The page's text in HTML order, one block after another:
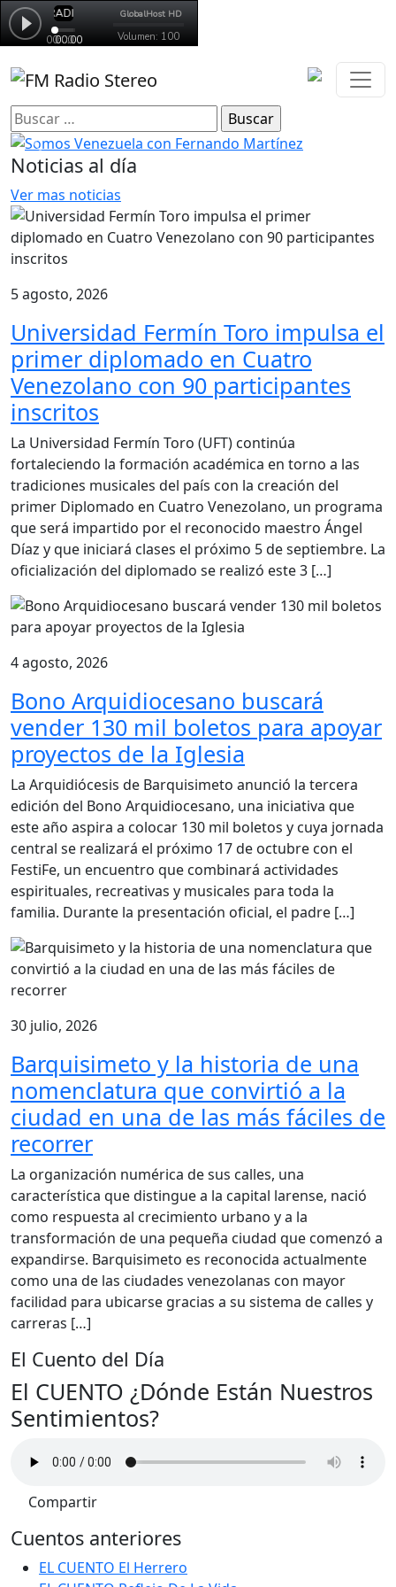
Buscar:
Anterior
Noticias al día
Ver mas noticias
5 agosto, 2026
Universidad Fermín Toro impulsa el
primer diplomado en Cuatro
Venezolano con 90 participantes
inscritos
La Universidad Fermín Toro (UFT) continúa
fortaleciendo la formación académica en torno a las
tradiciones musicales del país con la creación del
primer Diplomado en Cuatro Venezolano, un programa
que será impartido por el reconocido maestro Ángel
Díaz y que iniciará clases el próximo 5 de septiembre. La
oficialización del diplomado se realizó este 3 […]
4 agosto, 2026
Bono Arquidiocesano buscará
vender 130 mil boletos para apoyar
proyectos de la Iglesia
La Arquidiócesis de Barquisimeto anunció la tercera
edición del Bono Arquidiocesano, una iniciativa que
este año aspira a colocar 130 mil boletos y cuya jornada
central se realizará el próximo 17 de octubre con el
FestiFe, un encuentro que combinará actividades
espirituales, recreativas y musicales para toda la
familia. Durante la presentación oficial, el padre […]
30 julio, 2026
Barquisimeto y la historia de una
nomenclatura que convirtió a la
ciudad en una de las más fáciles de
recorrer
La organización numérica de sus calles, una
característica que distingue a la capital larense, nació
como respuesta al crecimiento urbano y a la
transformación de una pequeña ciudad que comenzó a
expandirse. Barquisimeto es reconocida actualmente
como una de las ciudades venezolanas con mayor
facilidad para ubicarse gracias a su sistema de calles y
carreras […]
El Cuento del Día
El CUENTO ¿Dónde Están Nuestros
Sentimientos?
Compartir
Cuentos anteriores
EL CUENTO El Herrero